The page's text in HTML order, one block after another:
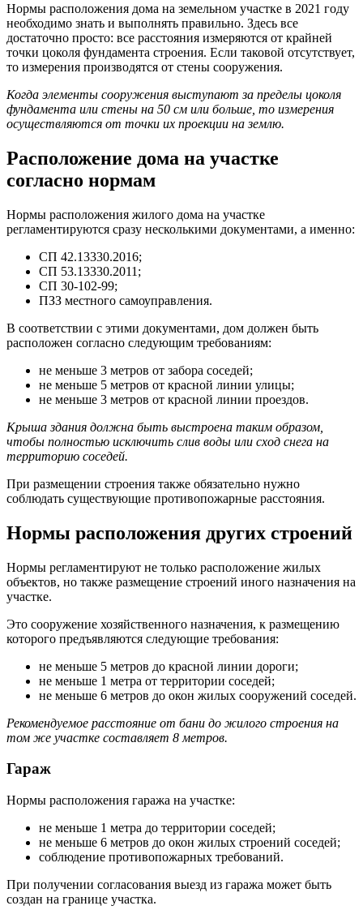
Нормы расположения дома на земельном участке в 2021 году
необходимо знать и выполнять правильно. Здесь все
достаточно просто: все расстояния измеряются от крайней
точки цоколя фундамента строения. Если таковой отсутствует,
то измерения производятся от стены сооружения.
Когда элементы сооружения выступают за пределы цоколя
фундамента или стены на 50 см или больше, то измерения
осуществляются от точки их проекции на землю.
Расположение дома на участке
согласно нормам
Нормы расположения жилого дома на участке
регламентируются сразу несколькими документами, а именно:
СП 42.13330.2016;
СП 53.13330.2011;
СП 30-102-99;
ПЗЗ местного самоуправления.
В соответствии с этими документами, дом должен быть
расположен согласно следующим требованиям:
не меньше 3 метров от забора соседей;
не меньше 5 метров от красной линии улицы;
не меньше 3 метров от красной линии проездов.
Крыша здания должна быть выстроена таким образом,
чтобы полностью исключить слив воды или сход снега на
территорию соседей.
При размещении строения также обязательно нужно
соблюдать существующие противопожарные расстояния.
Нормы расположения других строений
Нормы регламентируют не только расположение жилых
объектов, но также размещение строений иного назначения на
участке.
Это сооружение хозяйственного назначения, к размещению
которого предъявляются следующие требования:
не меньше 5 метров до красной линии дороги;
не меньше 1 метра от территории соседей;
не меньше 6 метров до окон жилых сооружений соседей.
Рекомендуемое расстояние от бани до жилого строения на
том же участке составляет 8 метров.
Гараж
Нормы расположения гаража на участке:
не меньше 1 метра до территории соседей;
не меньше 6 метров до окон жилых строений соседей;
соблюдение противопожарных требований.
При получении согласования выезд из гаража может быть
создан на границе участка.